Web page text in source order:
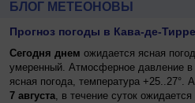
БЛОГ МЕТЕОНОВЫ
Прогноз погоды в Кава-де-
Сегодня днем ожидается ясная
умеренный. Атмосферное давление
ясная погода, температура
7 августа, в течение суток